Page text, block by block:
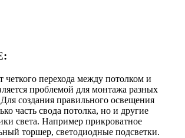
перехода между потолком и
проблемой для монтажа разных
создания правильного освещения
часть свода потолка, но и другие
света. Например прикроватное
торшер, светодиодные подсветки.